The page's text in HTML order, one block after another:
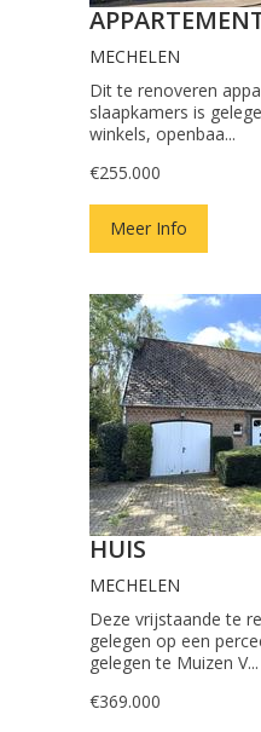
MECHELEN
Dit te renoveren
slaapkamers is
winkels, openbaa...
€255.000
Meer Info
HUIS
MECHELEN
Deze vrijstaande te
gelegen op een
gelegen te Muizen V...
€369.000